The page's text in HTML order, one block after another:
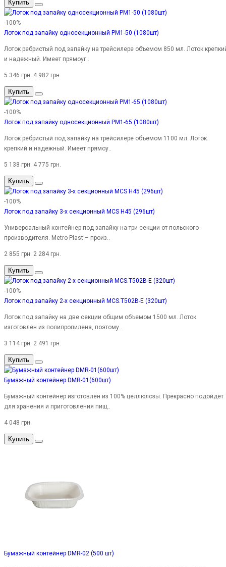
Купить
-100%
Лоток под запайку односекционный PM1-50 (1080шт)
Лоток ребристый под запайку на трейсилере объемом 850 мл. Лоток
и надежный. Имеет прямоуг..
5 346 грн. 4 982 грн.
Купить
-100%
Лоток под запайку односекционный PM1-65 (1080шт)
Лоток ребристый под запайку на трейсилере объемом 1100 мл. Лоток
крепкий и надежный. Имеет прямоу..
5 138 грн. 4 775 грн.
Купить
-100%
Лоток под запайку 3-х секционный MCS H45 (296шт)
Универсальный контейнер под запайку на три секции от польского
производителя. Metro Plast – произ..
2 855 грн. 2 284 грн.
Купить
-100%
Лоток под запайку 2-х секционный MCS.T502B-E (320шт)
Лоток под запайку на две секции общим объемом 1500 мл. Лоток
изготовлен из полипропилена, поэтому..
3 114 грн. 2 491 грн.
Купить
Бумажный контейнер DMR-01(600шт)
Бумажный контейнер изготовлен из 100% целлюлозы. Прекрасно подойдет
для хранения и приготовления пищ..
4 048 грн.
Купить
Бумажный контейнер DMR-02 (500 шт)